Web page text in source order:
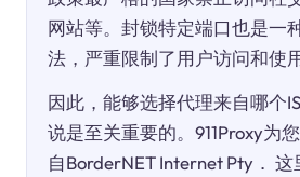
网站等。封锁特定端口也是一
法，严重限制了用户访问和使
因此，能够选择代理来自哪个
说是至关重要的。911Proxy为
自BorderNET Internet Pty． 这